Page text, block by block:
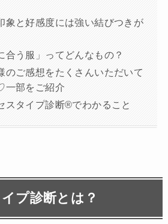
象と好感度には強い結びつきが
合う服」ってどんなもの？
のご感想をたくさんいただいて
一部をご紹介
スタイプ診断®︎でわかること
プ診断とは？